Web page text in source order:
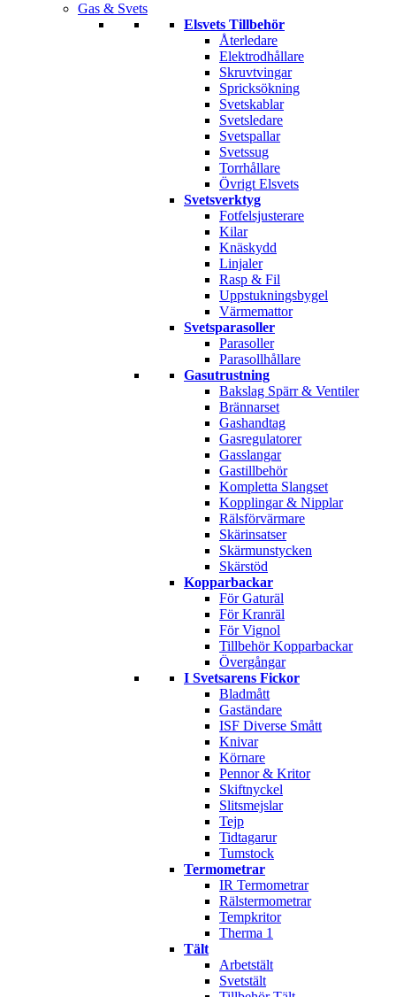
Gas & Svets
Elsvets Tillbehör
Återledare
Elektrodhållare
Skruvtvingar
Spricksökning
Svetskablar
Svetsledare
Svetspallar
Svetssug
Torrhållare
Övrigt Elsvets
Svetsverktyg
Fotfelsjusterare
Kilar
Knäskydd
Linjaler
Rasp & Fil
Uppstukningsbygel
Värmemattor
Svetsparasoller
Parasoller
Parasollhållare
Gasutrustning
Bakslag Spärr & Ventiler
Brännarset
Gashandtag
Gasregulatorer
Gasslangar
Gastillbehör
Kompletta Slangset
Kopplingar & Nipplar
Rälsförvärmare
Skärinsatser
Skärmunstycken
Skärstöd
Kopparbackar
För Gaturäl
För Kranräl
För Vignol
Tillbehör Kopparbackar
Övergångar
I Svetsarens Fickor
Bladmått
Gaständare
ISF Diverse Smått
Knivar
Körnare
Pennor & Kritor
Skiftnyckel
Slitsmejslar
Tejp
Tidtagarur
Tumstock
Termometrar
IR Termometrar
Rälstermometrar
Tempkritor
Therma 1
Tält
Arbetstält
Svetstält